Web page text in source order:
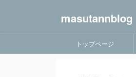
masutannblog
トップページ